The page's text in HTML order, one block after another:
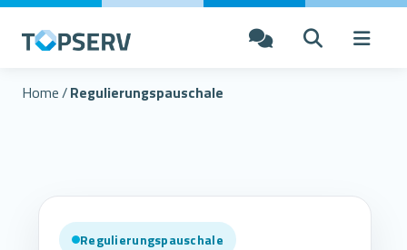
Home/Regulierungspauschale
Regulierungspauschale